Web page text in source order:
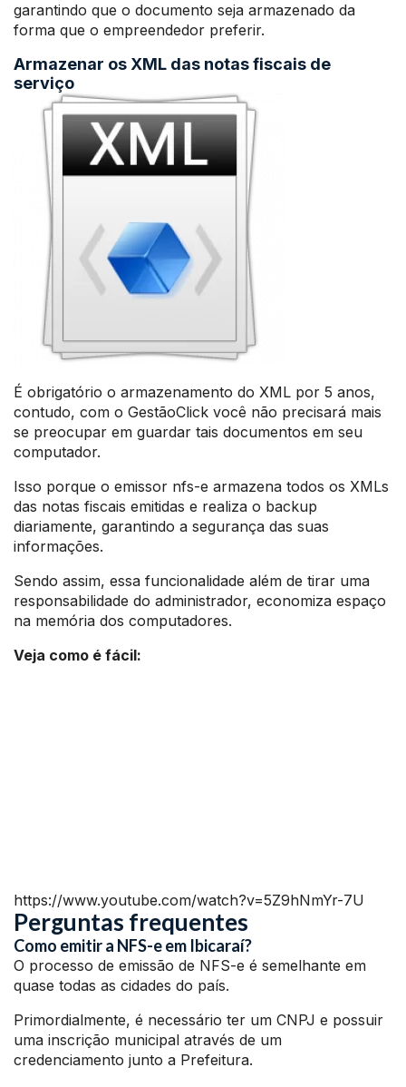
garantindo que o documento seja armazenado da
forma que o empreendedor preferir.
Armazenar os XML das notas fiscais de
serviço
É obrigatório o armazenamento do XML por 5 anos,
contudo, com o GestãoClick você não precisará mais
se preocupar em guardar tais documentos em seu
computador.
Isso porque o emissor nfs-e armazena todos os XMLs
das notas fiscais emitidas e realiza o backup
diariamente, garantindo a segurança das suas
informações.
Sendo assim, essa funcionalidade além de tirar uma
responsabilidade do administrador, economiza espaço
na memória dos computadores.
Veja como é fácil:
https://www.youtube.com/watch?v=5Z9hNmYr-7U
Perguntas frequentes
Como emitir a NFS-e em Ibicaraí?
O processo de emissão de NFS-e é semelhante em
quase todas as cidades do país.
Primordialmente, é necessário ter um CNPJ e possuir
uma inscrição municipal através de um
credenciamento junto a Prefeitura.